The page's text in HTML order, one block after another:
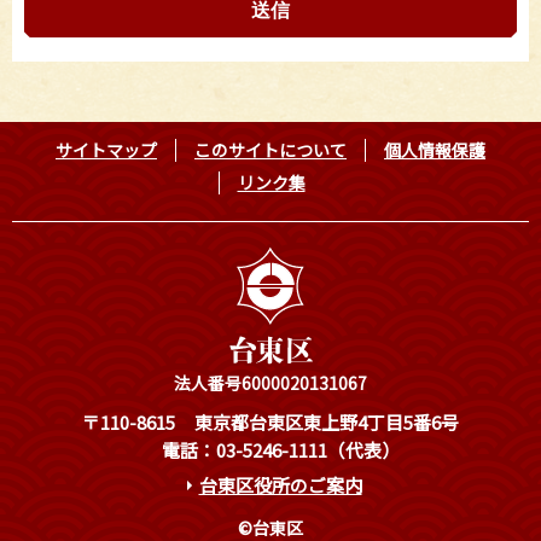
サイトマップ このサイトについて
個人情報保護
リンク集
法人番号6000020131067
〒110-8615
東京都台東区東上野4丁目5番6号
電話：03-5246-1111（代表）
台東区役所のご案内
©台東区